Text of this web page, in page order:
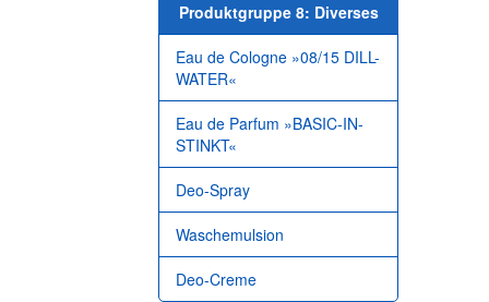
Produktgruppe 8: Diverses
Eau de Cologne »08/15 DILL-
WATER«
Eau de Parfum »BASIC-IN-
STINKT«
Deo-Spray
Waschemulsion
Deo-Creme